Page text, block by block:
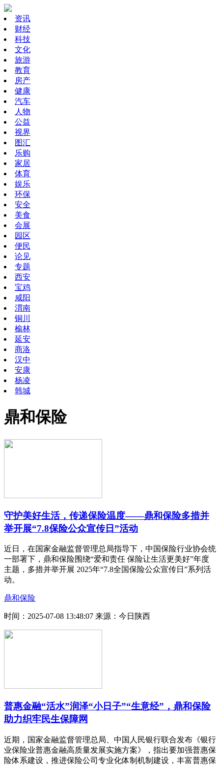
资讯
财经
科技
文化
旅游
教育
房产
健康
汽车
人物
公益
视界
图汇
乐购
家居
体育
娱乐
环保
安全
美食
会展
园区
便民
论见
专题
西安
宝鸡
咸阳
渭南
铜川
榆林
延安
商洛
汉中
安康
杨凌
韩城
鼎和保险
守护美好生活，传递保险温度——鼎和保险多措并
举开展“7.8保险公众宣传日”活动
近日，在国家金融监督管理总局指导下，中国保险行业协会统
一部署下，鼎和保险围绕“爱和责任 保险让生活更美好”年度
主题，多措并举开展 2025年“7.8全国保险公众宣传日”系列活
动。
鼎和保险
时间：2025-07-08 13:48:07 来源：今日陕西
普惠金融“活水”润泽“小日子”“生意经”，鼎和保险
助力织牢民生保障网
近期，国家金融监督管理总局、中国人民银行联合发布《银行
业保险业普惠金融高质量发展实施方案》，指出要加强普惠保
险体系建设，推进保险公司专业化体制机制建设，丰富普惠保